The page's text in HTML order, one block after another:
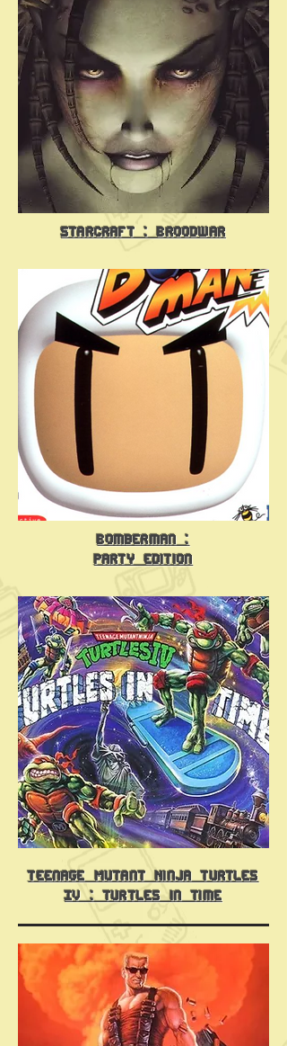
Starcraft : Broodwar
Bomberman :
Party Edition
Teenage Mutant Ninja Turtles
IV : Turtles in Time